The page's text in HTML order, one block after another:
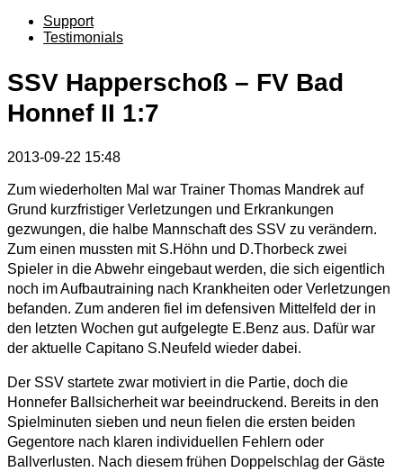
Support
Testimonials
SSV Happerschoß – FV Bad
Honnef II 1:7
2013-09-22 15:48
Zum wiederholten Mal war Trainer Thomas Mandrek auf
Grund kurzfristiger Verletzungen und Erkrankungen
gezwungen, die halbe Mannschaft des SSV zu verändern.
Zum einen mussten mit S.Höhn und D.Thorbeck zwei
Spieler in die Abwehr eingebaut werden, die sich eigentlich
noch im Aufbautraining nach Krankheiten oder Verletzungen
befanden. Zum anderen fiel im defensiven Mittelfeld der in
den letzten Wochen gut aufgelegte E.Benz aus. Dafür war
der aktuelle Capitano S.Neufeld wieder dabei.
Der SSV startete zwar motiviert in die Partie, doch die
Honnefer Ballsicherheit war beeindruckend. Bereits in den
Spielminuten sieben und neun fielen die ersten beiden
Gegentore nach klaren individuellen Fehlern oder
Ballverlusten. Nach diesem frühen Doppelschlag der Gäste